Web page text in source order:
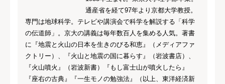
通産省を経て97年より京都大学教授。
専門は地球科学。テレビや講演会で科学を解説する「科学
の伝道師」。京大の講義は毎年数百人を集める人気。著書
に『地震と火山の日本を生きのびる和恵』（メディアファ
クトリー）、『火山と地震の国に暮らす』（岩波書店）、
『火山噴火』（岩波新書）『もし富士山が噴火したら』
『座右の古典』『一生モノの勉強法』（以上、東洋経済新